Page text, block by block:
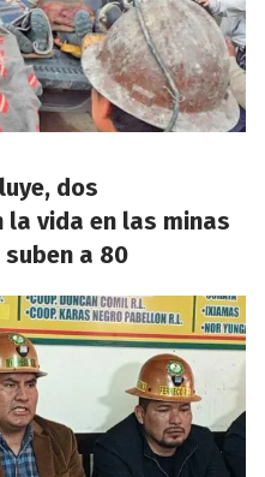
dos
vida en las minas
a 80